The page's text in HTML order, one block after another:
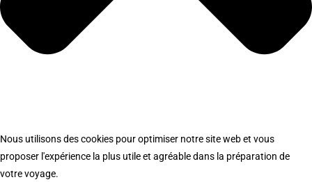
Nous utilisons des cookies pour optimiser notre site web et vous
proposer l'expérience la plus utile et agréable dans la préparation de
votre voyage.